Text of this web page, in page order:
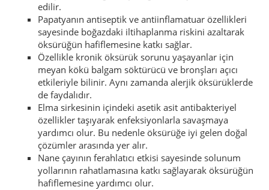
edilir.
Papatyanın antiseptik ve antiinflamatuar özellikleri
sayesinde boğazdaki iltihaplanma riskini azaltarak
öksürüğün hafiflemesine katkı sağlar.
Özellikle kronik öksürük sorunu yaşayanlar için
meyan kökü balgam söktürücü ve bronşları açıcı
etkileriyle bilinir. Aynı zamanda alerjik öksürüklerde
de faydalıdır.
Elma sirkesinin içindeki asetik asit antibakteriyel
özellikler taşıyarak enfeksiyonlarla savaşmaya
yardımcı olur. Bu nedenle öksürüğe iyi gelen doğal
çözümler arasında yer alır.
Nane çayının ferahlatıcı etkisi sayesinde solunum
yollarının rahatlamasına katkı sağlayarak öksürüğün
hafiflemesine yardımcı olur.